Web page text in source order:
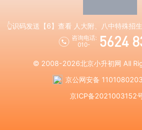
👆识码发送【6】查看 人大附、八中特殊招
咨询电话:
010-
5624
© 2008-2026北京小升初网 All
京公网安备
京ICP备2021003152